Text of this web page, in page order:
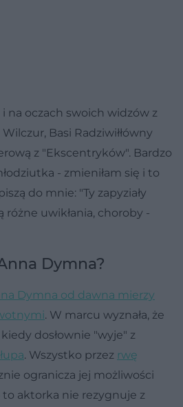
i na oczach swoich widzów z
Basi Radziwiłłówny
z "Ekscentryków". Bardzo
- zmieniłam się i to
do mnie: "Ty zapyziały
różne uwikłania, choroby -
Dymna?
Dymna od dawna mierzy
. W marcu wyznała, że
dosłownie "wyje" z
. Wszystko przez rwę
ogranicza jej możliwości
to aktorka nie rezygnuje z